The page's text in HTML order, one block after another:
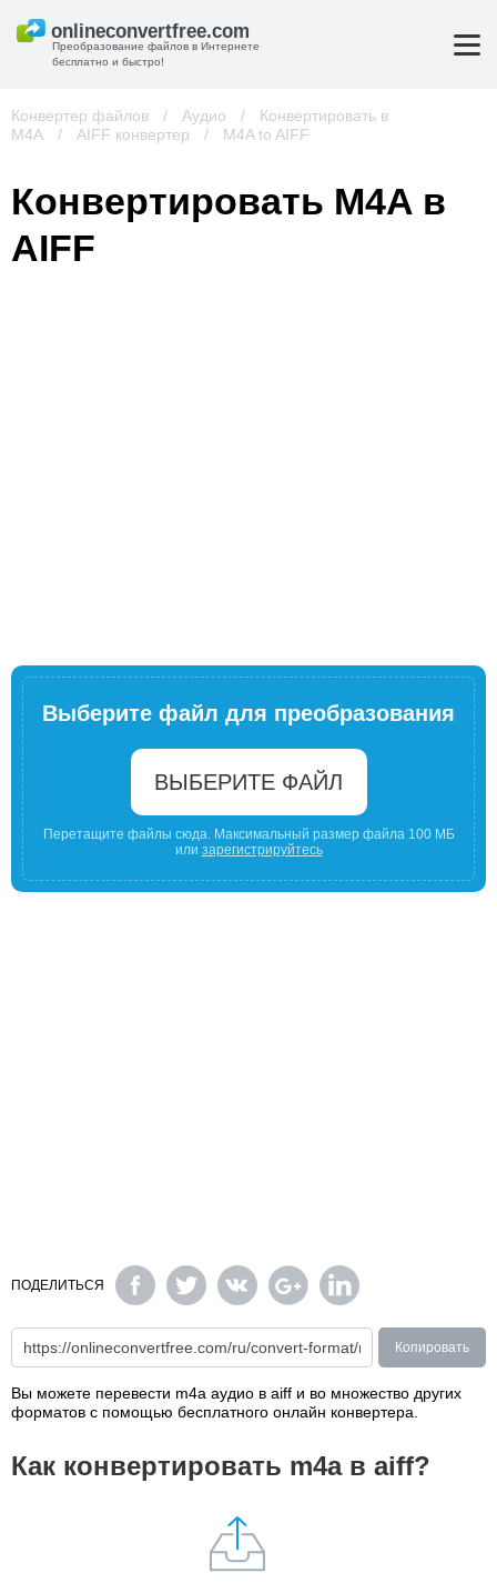
Преобразование файлов в Интернете
бесплатно и быстро!
Конвертер файлов / Аудио /
Конвертировать в
M4A
/ AIFF конвертер / M4A to AIFF
Конвертировать M4A в
AIFF
Выберите файл для преобразования
ВЫБЕРИТЕ ФАЙЛ
Перетащите файлы сюда. Максимальный размер файла 100 МБ
или зарегистрируйтесь
ПОДЕЛИТЬСЯ
Копировать
Вы можете перевести m4a аудио в aiff и во множество других
форматов с помощью бесплатного онлайн конвертера.
Как конвертировать m4a в aiff?